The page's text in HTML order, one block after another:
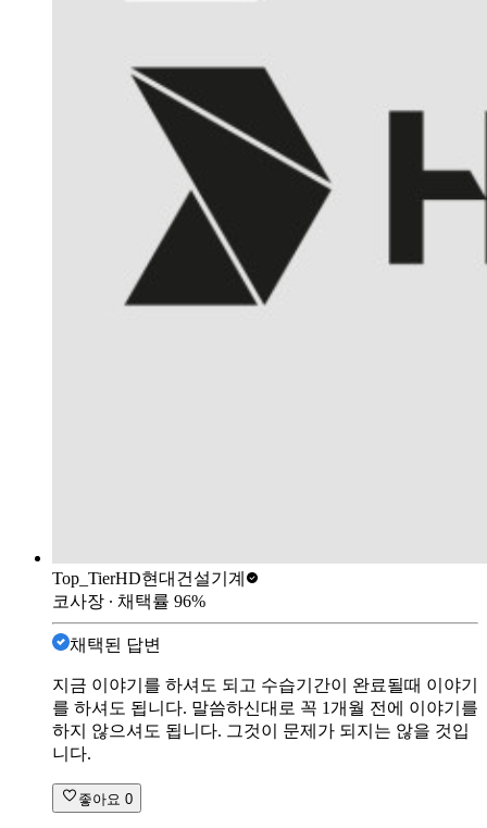
Top_TierHD현대건설기계
코사장 ∙ 채택률 96%
채택된 답변
지금 이야기를 하셔도 되고 수습기간이 완료될때 이야기
를 하셔도 됩니다. 말씀하신대로 꼭 1개월 전에 이야기를
하지 않으셔도 됩니다. 그것이 문제가 되지는 않을 것입
니다.
좋아요 0